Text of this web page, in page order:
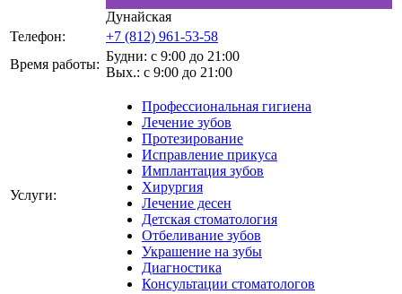
Дунайская
Телефон:
+7 (812) 961-53-58
Время работы:
Будни: с 9:00 до 21:00
Вых.: с 9:00 до 21:00
Услуги:
Профессиональная гигиена
Лечение зубов
Протезирование
Исправление прикуса
Имплантация зубов
Хирургия
Лечение десен
Детская стоматология
Отбеливание зубов
Украшение на зубы
Диагностика
Консультации стоматологов